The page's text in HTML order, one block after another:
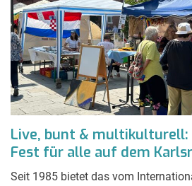
Live, bunt & multikulturell:
Fest für alle auf dem
Seit 1985 bietet das vom